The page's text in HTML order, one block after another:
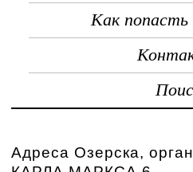
Как попасть
Адреса Озерска,